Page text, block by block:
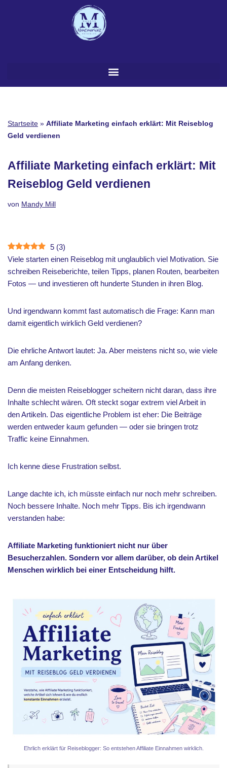
Startseite » Affiliate Marketing einfach erklärt: Mit Reiseblog
Geld verdienen
Affiliate Marketing einfach erklärt: Mit
Reiseblog Geld verdienen
von Mandy Mill
5 (3)
Viele starten einen Reiseblog mit unglaublich viel Motivation. Sie
schreiben Reiseberichte, teilen Tipps, planen Routen, bearbeiten
Fotos — und investieren oft hunderte Stunden in ihren Blog.
Und irgendwann kommt fast automatisch die Frage: Kann man
damit eigentlich wirklich Geld verdienen?
Die ehrliche Antwort lautet: Ja. Aber meistens nicht so, wie viele
am Anfang denken.
Denn die meisten Reiseblogger scheitern nicht daran, dass ihre
Inhalte schlecht wären. Oft steckt sogar extrem viel Arbeit in
den Artikeln. Das eigentliche Problem ist eher: Die Beiträge
werden entweder kaum gefunden — oder sie bringen trotz
Traffic keine Einnahmen.
Ich kenne diese Frustration selbst.
Lange dachte ich, ich müsste einfach nur noch mehr schreiben.
Noch bessere Inhalte. Noch mehr Tipps. Bis ich irgendwann
verstanden habe:
Affiliate Marketing funktioniert nicht nur über
Besucherzahlen. Sondern vor allem darüber, ob dein Artikel
Menschen wirklich bei einer Entscheidung hilft.
Ehrlich erklärt für Reiseblogger: So entstehen Affiliate Einnahmen wirklich.